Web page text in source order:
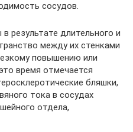
сосудов.
результате длительного и
между их стенками
повышению или
время отмечается
бляшки,
тока в сосудах
отдела,